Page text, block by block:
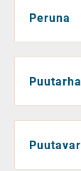
Peruna